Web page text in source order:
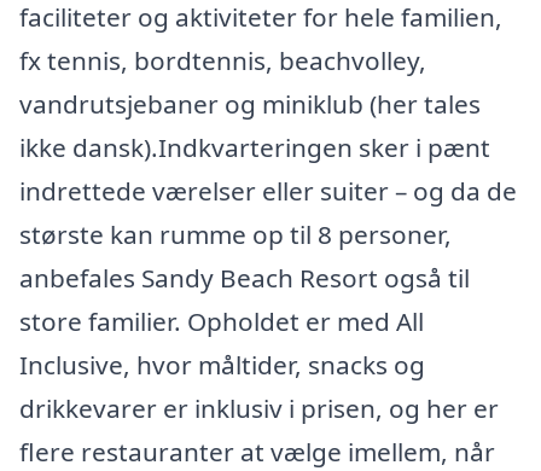
faciliteter og aktiviteter for hele familien,
fx tennis, bordtennis, beachvolley,
vandrutsjebaner og miniklub (her tales
ikke dansk).Indkvarteringen sker i pænt
indrettede værelser eller suiter – og da de
største kan rumme op til 8 personer,
anbefales Sandy Beach Resort også til
store familier. Opholdet er med All
Inclusive, hvor måltider, snacks og
drikkevarer er inklusiv i prisen, og her er
flere restauranter at vælge imellem, når